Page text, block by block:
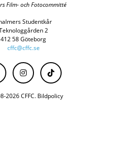
Film- och Fotocommitté
Studentkår
2
412 58 Göteborg
cffc@cffc.se
2026 CFFC. Bildpolicy